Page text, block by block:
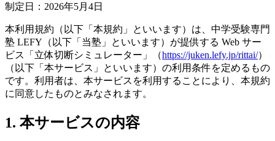
制定日： 2026年5月4日
本利用規約（以下「本規約」といいます）は、中学受験専門
塾 LEFY（以下「当塾」といいます）が提供する Web サー
ビス「立体切断シミュレーター」（https://juken.lefy.jp/rittai/）
（以下「本サービス」といいます）の利用条件を定めるもの
です。利用者は、本サービスを利用することにより、本規約
に同意したものとみなされます。
1. 本サービスの内容